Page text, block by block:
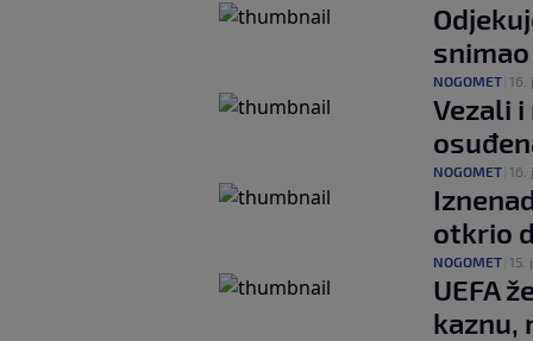
snimao
NOGOMET 16.
Vezali
NOGOMET 16.
otkrio
NOGOMET 15.
UEFA
kaznu,